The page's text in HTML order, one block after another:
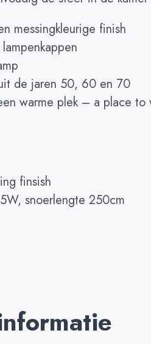
messingkleurige finish
de jaren 50, 60 en 70
warme plek – a place to
finsish
snoerlengte 250cm